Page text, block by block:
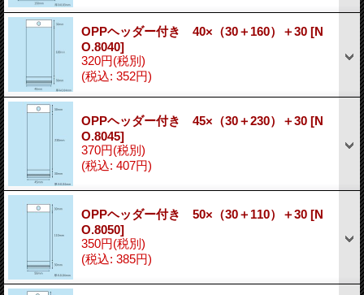
OPPヘッダー付き 40×（30＋160）＋30 [N
O.8040]
320円(税別)
(税込: 352円)
OPPヘッダー付き 45×（30＋230）＋30 [N
O.8045]
370円(税別)
(税込: 407円)
OPPヘッダー付き 50×（30＋110）＋30 [N
O.8050]
350円(税別)
(税込: 385円)